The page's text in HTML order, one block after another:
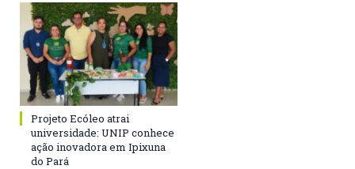
Projeto Ecóleo atrai
universidade: UNIP conhece
ação inovadora em Ipixuna
do Pará